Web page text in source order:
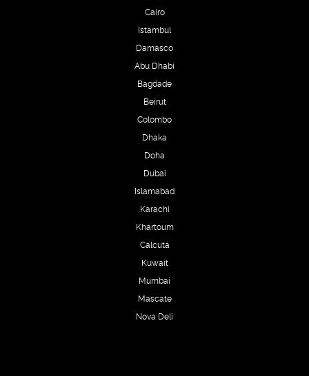
Cairo
Istambul
Damasco
Abu Dhabi
Bagdade
Beirut
Colombo
Dhaka
Doha
Dubai
Islamabad
Karachi
Khartoum
Calcutá
Kuwait
Mumbai
Mascate
Nova Deli